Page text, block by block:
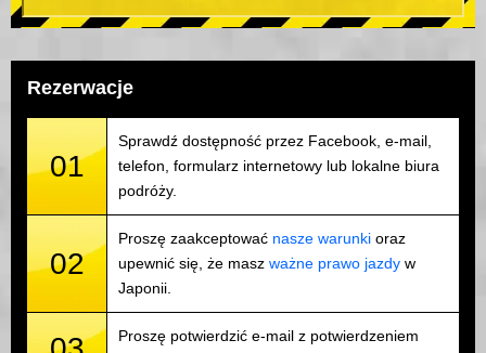
Rezerwacje
01
Sprawdź dostępność przez Facebook, e-mail,
telefon, formularz internetowy lub lokalne biura
podróży.
02
Proszę zaakceptować nasze warunki oraz
upewnić się, że masz ważne prawo jazdy w
Japonii.
Proszę potwierdzić e-mail z potwierdzeniem